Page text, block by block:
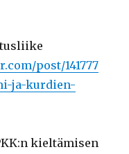
post/141777
ja-kurdien-
kieltämisen